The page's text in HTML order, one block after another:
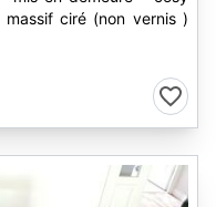
ciré (non vernis )